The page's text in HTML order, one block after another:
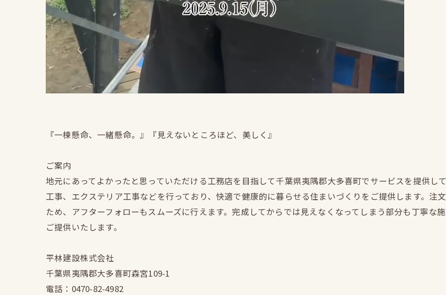
『一棟懸命、一緒懸命。』『見えないところほど、美しく』
ご案内
地元にあってよかったと思っていただける工務店を目指して千葉県夷隅郡大多喜町でサービスを提供し
工事、エクステリア工事などを行っており、快適で健康的に暮らせる住まいづくりをご提供します。注
ため、アフターフォローもスムーズに行えます。完成してからでは見えなくなってしまう部分も丁寧な
ご提供いたします。
平林建設株式会社
千葉県夷隅郡大多喜町森宮109-1
電話：0470-82-4982